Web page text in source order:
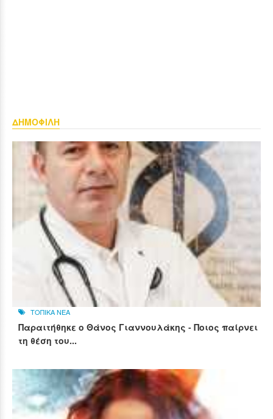
ΔΗΜΟΦΙΛΗ
ΤΟΠΙΚΑ ΝΕΑ
Παραιτήθηκε ο Θάνος Γιαννουλάκης - Ποιος παίρνει
τη θέση του...